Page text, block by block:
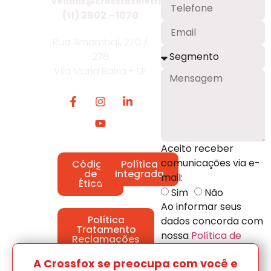
Código
de
Ética
Política
Integrada
Política
Tratamento
Reclamações
Aceito receber
comunicações via e-
mail:
Sim
Não
Ao informar seus
dados concorda com
nossa Política de
A Crossfox se preocupa com você e